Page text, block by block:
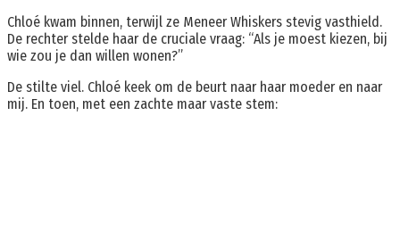
Chloé kwam binnen, terwijl ze Meneer Whiskers stevig vasthield.
De rechter stelde haar de cruciale vraag: “Als je moest kiezen, bij
wie zou je dan willen wonen?”
De stilte viel. Chloé keek om de beurt naar haar moeder en naar
mij. En toen, met een zachte maar vaste stem: